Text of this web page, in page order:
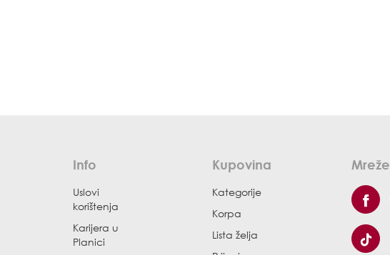
Info
Uslovi
korištenja
Karijera u
Planici
Kupovina
Kategorije
Korpa
Lista želja
Mreže